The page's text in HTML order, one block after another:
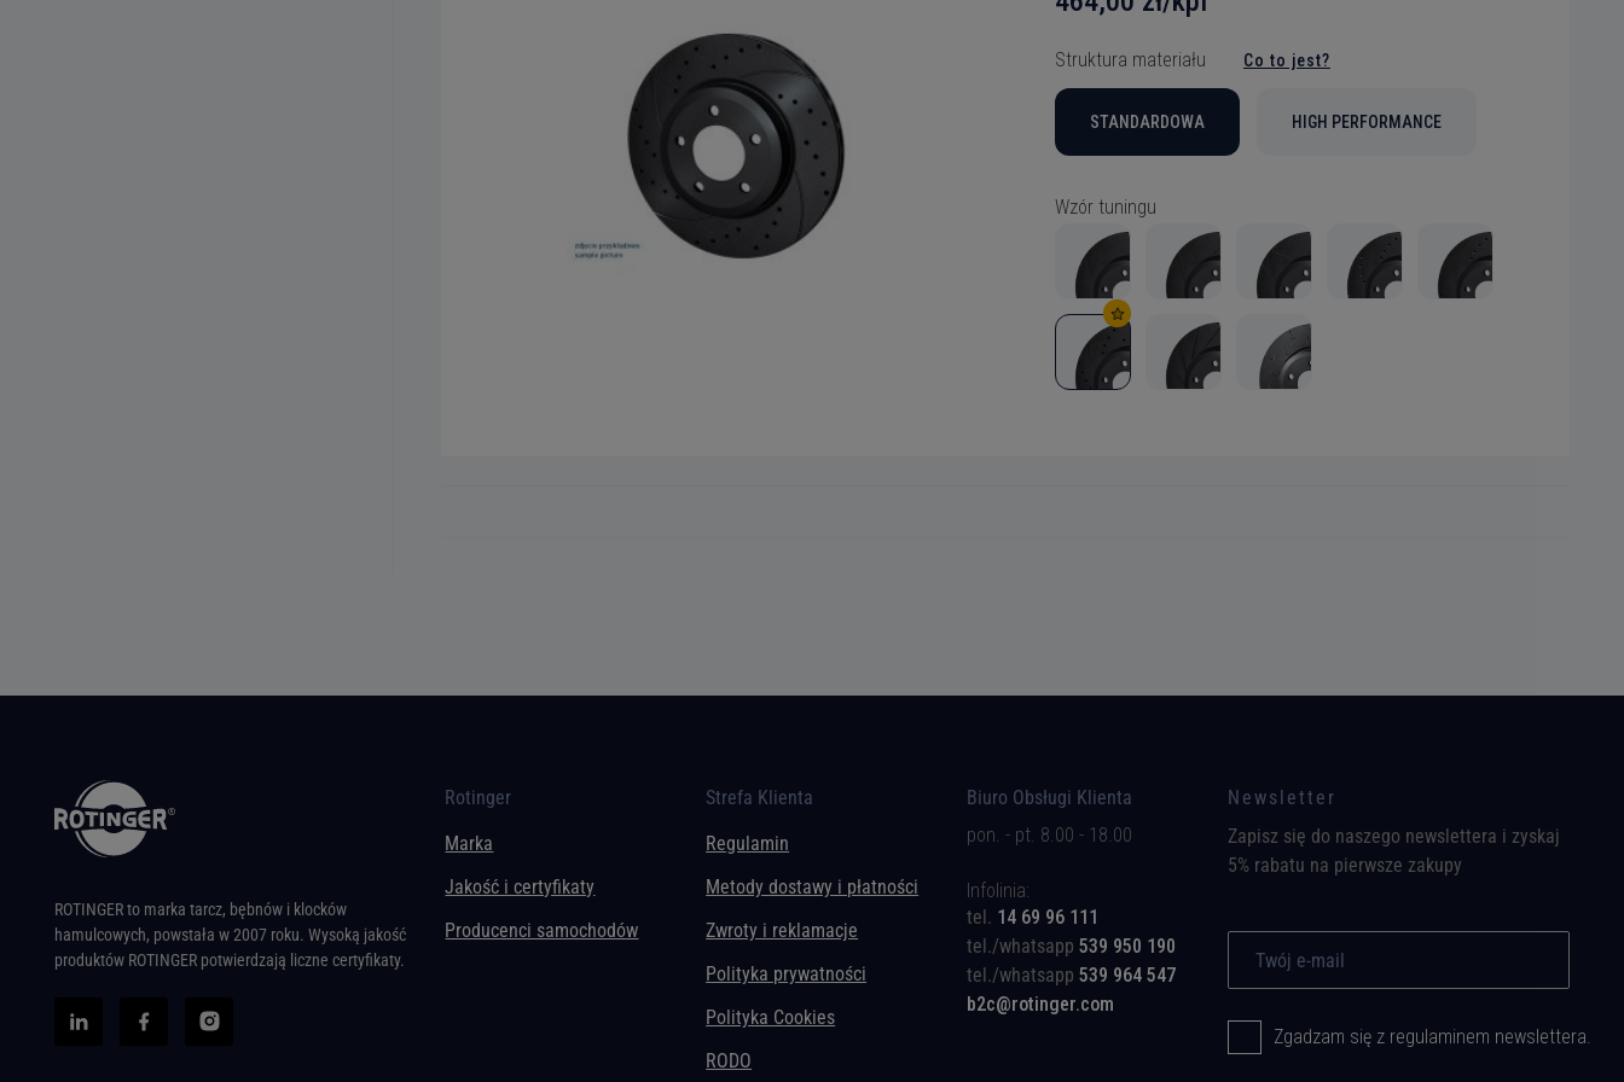
Struktura materiału Co to jest?
STANDARDOWA HIGH PERFORMANCE
Wzór tuningu
ROTINGER to marka tarcz, bębnów i klocków
hamulcowych, powstała w 2007 roku. Wysoką jakość
produktów ROTINGER potwierdzają liczne certyfikaty.
Rotinger
Marka
Jakość i certyfikaty
Producenci samochodów
Strefa Klienta
Regulamin
Metody dostawy i płatności
Zwroty i reklamacje
Polityka prywatności
Polityka Cookies
RODO
Biuro Obsługi Klienta
pon. - pt. 8.00 - 18.00
Infolinia:
tel. 14 69 96 111
tel./whatsapp 539 950 190
tel./whatsapp 539 964 547
b2c@rotinger.com
Newsletter
Zapisz się do naszego newslettera i zyskaj
5% rabatu na pierwsze zakupy
Zgadzam się z regulaminem newslettera.